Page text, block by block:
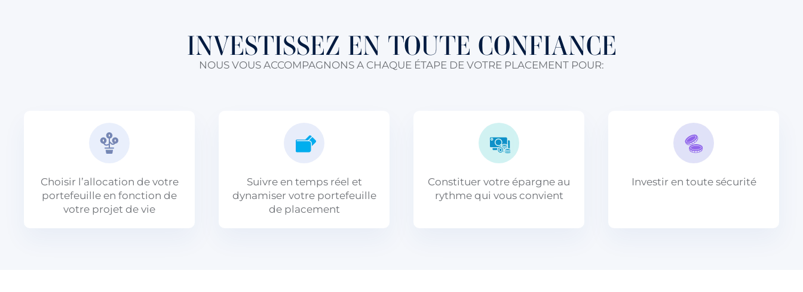
INVESTISSEZ EN TOUTE CONFIANCE
NOUS VOUS ACCOMPAGNONS A CHAQUE ÉTAPE DE VOTRE PLACEMENT POUR:
Choisir l’allocation de votre
portefeuille en fonction de
votre projet de vie
Suivre en temps réel et
dynamiser votre portefeuille
de placement
Constituer votre épargne au
rythme qui vous convient
Investir en toute sécurité